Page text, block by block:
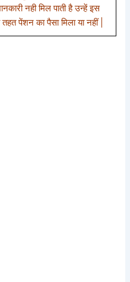
नही मिल पाती है उन्हें इस
पेंशन का पैसा मिला या नहीं |